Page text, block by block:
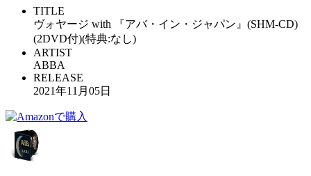
TITLE
ヴォヤージ with 『アバ・イン・ジャパン』(SHM-CD)
(2DVD付)(特典:なし)
ARTIST
ABBA
RELEASE
2021年11月05日